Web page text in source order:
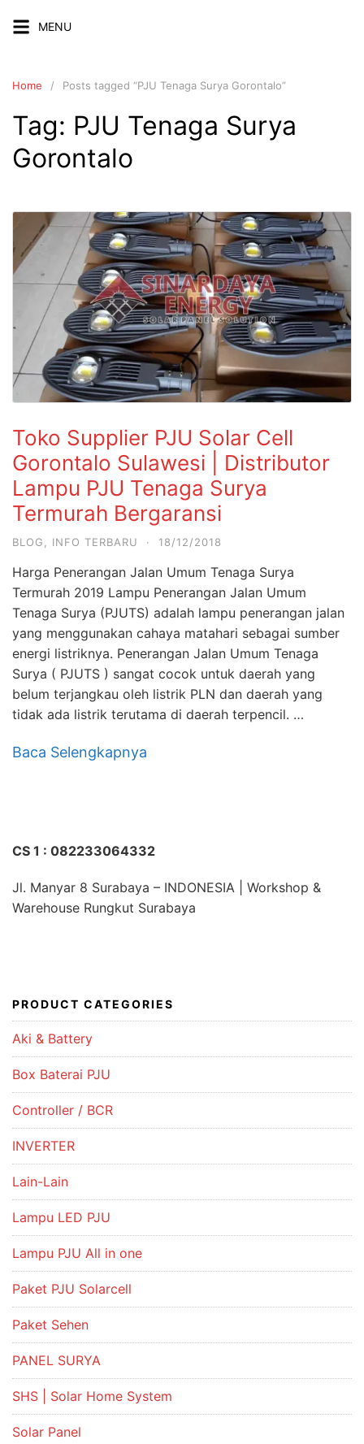
MENU
Home Posts tagged “PJU Tenaga Surya Gorontalo”
Tag: PJU Tenaga Surya
Gorontalo
Toko Supplier PJU Solar Cell
Gorontalo Sulawesi | Distributor
Lampu PJU Tenaga Surya
Termurah Bergaransi
BLOG INFO TERBARU · 18/12/2018
Harga Penerangan Jalan Umum Tenaga Surya
Termurah 2019 Lampu Penerangan Jalan Umum
Tenaga Surya (PJUTS) adalah lampu penerangan jalan
yang menggunakan cahaya matahari sebagai sumber
energi listriknya. Penerangan Jalan Umum Tenaga
Surya ( PJUTS ) sangat cocok untuk daerah yang
belum terjangkau oleh listrik PLN dan daerah yang
tidak ada listrik terutama di daerah terpencil. …
Baca Selengkapnya
CS 1 : 082233064332
Jl. Manyar 8 Surabaya – INDONESIA | Workshop &
Warehouse Rungkut Surabaya
PRODUCT CATEGORIES
Aki & Battery
Box Baterai PJU
Controller / BCR
INVERTER
Lain-Lain
Lampu LED PJU
Lampu PJU All in one
Paket PJU Solarcell
Paket Sehen
PANEL SURYA
SHS | Solar Home System
Solar Panel